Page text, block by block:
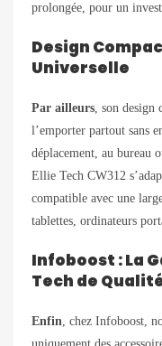
prolongée, pour un
Design
Universelle
Par ailleurs, son design
l’emporter partout sans
déplacement, au bureau
Ellie Tech CW312
compatible avec une
tablettes, ordinateurs
Infoboost : La
Tech de
Enfin, chez Infoboost,